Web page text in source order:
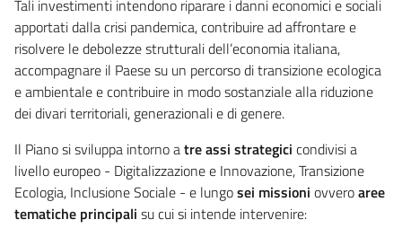
Tali investimenti intendono riparare i danni economici e sociali
apportati dalla crisi pandemica, contribuire ad affrontare e
risolvere le debolezze strutturali dell’economia italiana,
accompagnare il Paese su un percorso di transizione ecologica
e ambientale e contribuire in modo sostanziale alla riduzione
dei divari territoriali, generazionali e di genere.
Il Piano si sviluppa intorno atre assi strategici condivisi a
livello europeo - Digitalizzazione e Innovazione, Transizione
Ecologia, Inclusione Sociale - e lungosei missioni ovveroaree
tematiche principali su cui si intende intervenire: